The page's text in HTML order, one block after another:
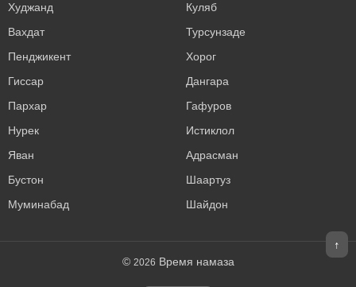
Худжанд
Куляб
Вахдат
Турсунзаде
Пенджикент
Хорог
Гиссар
Дангара
Пархар
Гафуров
Нурек
Истиклол
Яван
Адрасман
Бустон
Шаартуз
Муминабад
Шайдон
© 2026 Время намаза
↑